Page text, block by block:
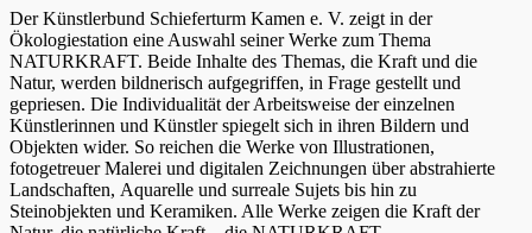
Der Künstlerbund Schieferturm Kamen e. V. zeigt in der
Ökologiestation eine Auswahl seiner Werke zum Thema
NATURKRAFT. Beide Inhalte des Themas, die Kraft und die
Natur, werden bildnerisch aufgegriffen, in Frage gestellt und
gepriesen. Die Individualität der Arbeitsweise der einzelnen
Künstlerinnen und Künstler spiegelt sich in ihren Bildern und
Objekten wider. So reichen die Werke von Illustrationen,
fotogetreuer Malerei und digitalen Zeichnungen über abstrahierte
Landschaften, Aquarelle und surreale Sujets bis hin zu
Steinobjekten und Keramiken. Alle Werke zeigen die Kraft der